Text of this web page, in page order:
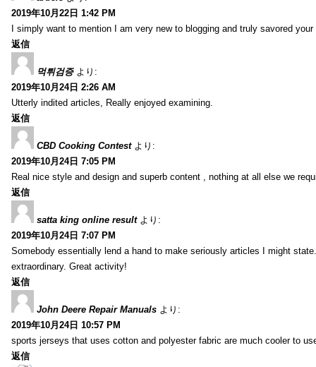
2019年10月22日 1:42 PM
I simply want to mention I am very new to blogging and truly savored
返信
먹튀검증 より:
2019年10月24日 2:26 AM
Utterly indited articles, Really enjoyed examining.
返信
CBD Cooking Contest より:
2019年10月24日 7:05 PM
Real nice style and design and superb content , nothing at all else we
返信
satta king online result より:
2019年10月24日 7:07 PM
Somebody essentially lend a hand to make seriously articles I might
extraordinary. Great activity!
返信
John Deere Repair Manuals より:
2019年10月24日 10:57 PM
sports jerseys that uses cotton and polyester fabric are much cooler to
返信